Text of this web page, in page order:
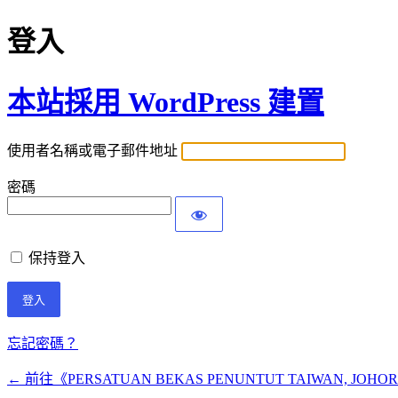
登入
本站採用 WordPress 建置
使用者名稱或電子郵件地址
密碼
保持登入
忘記密碼？
← 前往《PERSATUAN BEKAS PENUNTUT TAIWAN,